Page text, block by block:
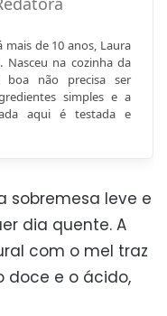
de 10 anos, Laura
Nasceu na cozinha da
boa não precisa ser
simples e a
aqui é testada e
sobremesa leve e
dia quente. A
com o mel traz
doce e o ácido,